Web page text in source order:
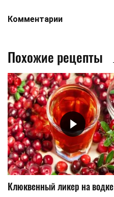
Комментарии
Похожие рецепты
Клюквенный ликер на водке